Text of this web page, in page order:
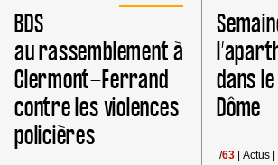
BDS
au rassemblement à
Clermont-Ferrand
contre les violences
policières
dans
Dôme
/63 Actus